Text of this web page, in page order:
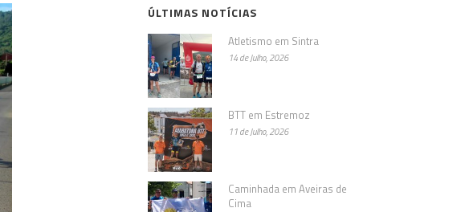
ÚLTIMAS NOTÍCIAS
Atletismo em Sintra
14 de Julho, 2026
BTT em Estremoz
11 de Julho, 2026
Caminhada em Aveiras de
Cima